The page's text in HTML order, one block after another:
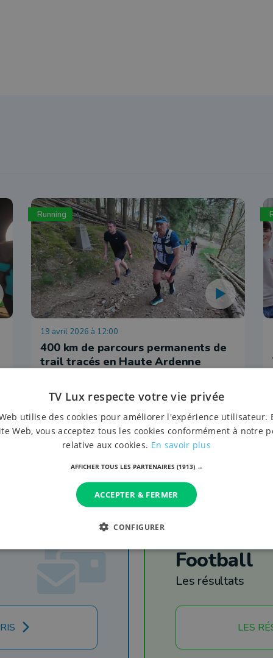
Running
19 avril 2026 à 12:00
400 km de parcours permanents de
trail tracés en Haute Ardenne
Football
Les résultats
LES
TV Lux respecte votre vie privée
utilise des cookies pour améliorer l'expérience utilisateur.
Web, vous acceptez tous les cookies conformément à notre
relative aux cookies. En savoir plus
AFFICHER TOUS LES PARTENAIRES (1913) →
ACCEPTER & FERMER
CONFIGURER